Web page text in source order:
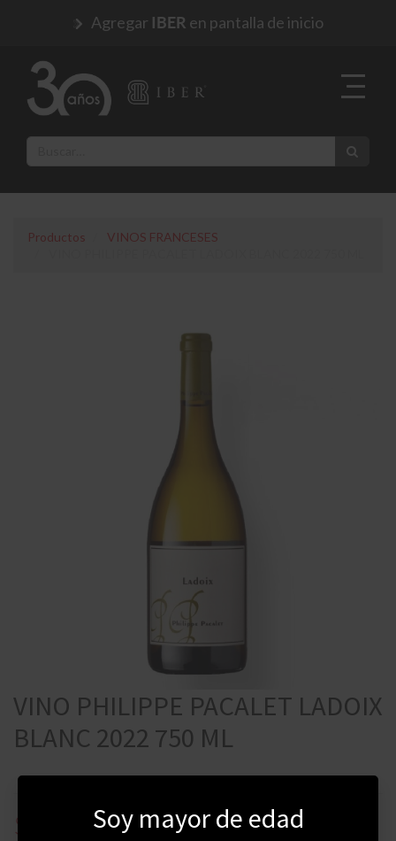
Agregar IBER en pantalla de inicio
Productos
VINOS FRANCESES
VINO PHILIPPE PACALET LADOIX
BLANC 2022 750 ML
$ $ 6600
Soy mayor de edad